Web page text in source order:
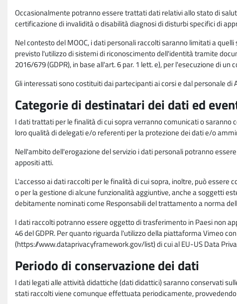
Occasionalmente potranno essere trattati dati relativi allo stato di
certificazione di invalidità o disabilità diagnosi di disturbi specifici di
Nel contesto del MOOC, i dati personali raccolti saranno limitati a
previsto l'utilizzo di sistemi di riconoscimento dell'identità tramite
2016/679 (GDPR), in base all'art. 6 par. 1 lett. e), per l'esecuzione di
Gli interessati sono costituiti dai partecipanti ai corsi e dal personale
Categorie di destinatari dei dati ed
I dati trattati per le finalità di cui sopra verranno comunicati o
loro qualità di delegati e/o referenti per la protezione dei dati e/o
Nell'ambito dell'erogazione del servizio i dati personali potranno
appositi atti.
L'accesso ai dati raccolti per le finalità di cui sopra, inoltre, può
o per la gestione di alcune funzionalità aggiuntive, anche a soggetti
debitamente nominati come Responsabili del trattamento a norma
I dati raccolti potranno essere oggetto di trasferimento in Paesi non
46 del GDPR. Per quanto riguarda l'utilizzo della piattaforma Vimeo
(https://www.dataprivacyframework.gov/list) di cui al EU-US Data
Periodo di conservazione dei dati
I dati legati alle attività didattiche (dati didattici) saranno conservati
stati raccolti viene comunque effettuata periodicamente,